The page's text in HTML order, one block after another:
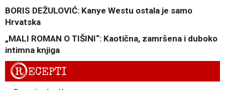
BORIS DEŽULOVIĆ: Kanye Westu ostala je samo
Hrvatska
„MALI ROMAN O TIŠINI“: Kaotična, zamršena i duboko
intimna knjiga
RECEPTI